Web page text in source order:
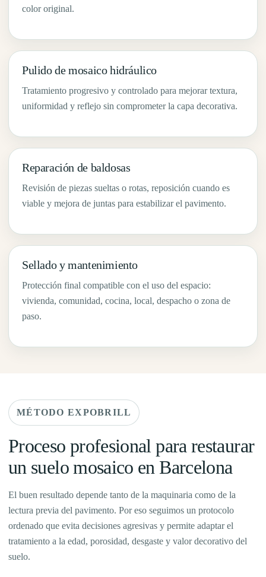
color original.
Pulido de mosaico hidráulico
Tratamiento progresivo y controlado para mejorar textura,
uniformidad y reflejo sin comprometer la capa decorativa.
Reparación de baldosas
Revisión de piezas sueltas o rotas, reposición cuando es
viable y mejora de juntas para estabilizar el pavimento.
Sellado y mantenimiento
Protección final compatible con el uso del espacio:
vivienda, comunidad, cocina, local, despacho o zona de
paso.
MÉTODO EXPOBRILL
Proceso profesional para restaurar
un suelo mosaico en Barcelona
El buen resultado depende tanto de la maquinaria como de la
lectura previa del pavimento. Por eso seguimos un protocolo
ordenado que evita decisiones agresivas y permite adaptar el
tratamiento a la edad, porosidad, desgaste y valor decorativo del
suelo.